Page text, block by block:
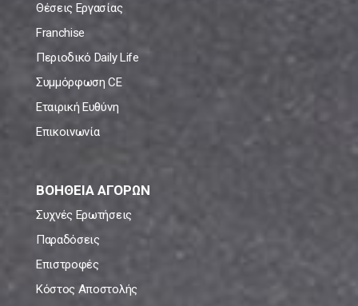
Θέσεις Εργασίας
Franchise
Περιοδικό Daily Life
Συμμόρφωση CE
Εταιρική Ευθύνη
Επικοινωνία
ΒΟΗΘΕΙΑ ΑΓΟΡΩΝ
Συχνές Ερωτήσεις
Παραδόσεις
Επιστροφές
Κόστος Αποστολής